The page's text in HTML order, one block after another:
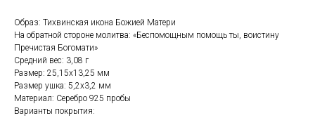
Образ: Тихвинская икона Божией Матери
На обратной стороне молитва: «Беспомощным помощь ты, воистину
Пречистая Богомати»
Средний вес: 3,08 г
Размер: 25,15х13,25 мм
Размер ушка: 5,2х3,2 мм
Материал: Серебро 925 пробы
Варианты покрытия: